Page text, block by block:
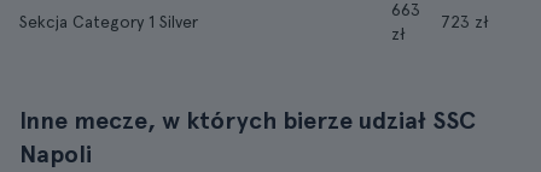
Sekcja Category 1 Silver
663
zł
723 zł
Inne mecze, w których bierze udział SSC
Napoli